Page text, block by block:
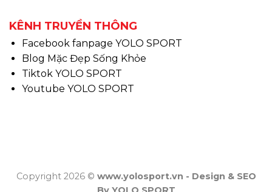
KÊNH TRUYỀN THÔNG
Facebook fanpage YOLO SPORT
Blog Mặc Đẹp Sống Khỏe
Tiktok YOLO SPORT
Youtube YOLO SPORT
Copyright 2026 © www.yolosport.vn - Design & SEO